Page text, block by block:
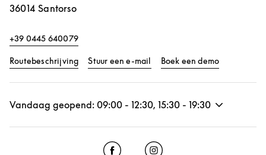
36014 Santorso
+39 0445 640079
RoutebeschrijvingLink Opens in New Tab
Stuur een e-mail Boek een demo
Vandaag geopend: 09:00 - 12:30, 15:30 - 19:30
Click to open Facebook
Link Opens in New Tab
Click to open Instagram
Link Opens in New Tab